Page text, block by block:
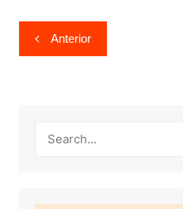
Navegação
de
Anterior